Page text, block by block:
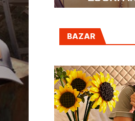
BAZAR